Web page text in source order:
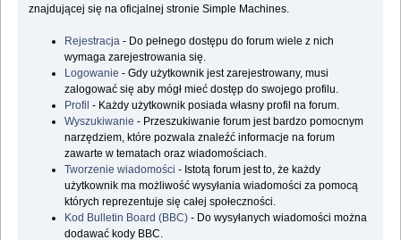
znajdującej się na oficjalnej stronie Simple Machines.
Rejestracja - Do pełnego dostępu do forum wiele z nich
wymaga zarejestrowania się.
Logowanie - Gdy użytkownik jest zarejestrowany, musi
zalogować się aby mógł mieć dostęp do swojego profilu.
Profil - Każdy użytkownik posiada własny profil na forum.
Wyszukiwanie - Przeszukiwanie forum jest bardzo pomocnym
narzędziem, które pozwala znaleźć informacje na forum
zawarte w tematach oraz wiadomościach.
Tworzenie wiadomości - Istotą forum jest to, że każdy
użytkownik ma możliwość wysyłania wiadomości za pomocą
których reprezentuje się całej społeczności.
Kod Bulletin Board (BBC) - Do wysyłanych wiadomości można
dodawać kody BBC.